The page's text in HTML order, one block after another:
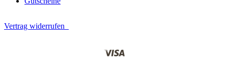
Vertrag widerrufen